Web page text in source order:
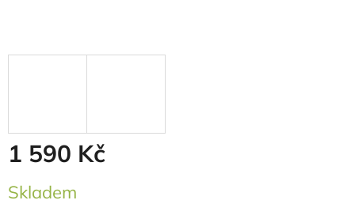
1 590 Kč
cena:
Skladem